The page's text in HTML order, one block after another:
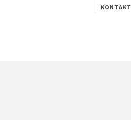
KONTAKT